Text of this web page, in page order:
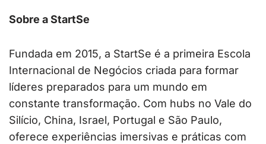
Sobre a StartSe
Fundada em 2015, a StartSe é a primeira Escola
Internacional de Negócios criada para formar
líderes preparados para um mundo em
constante transformação. Com hubs no Vale do
Silício, China, Israel, Portugal e São Paulo,
oferece experiências imersivas e práticas com